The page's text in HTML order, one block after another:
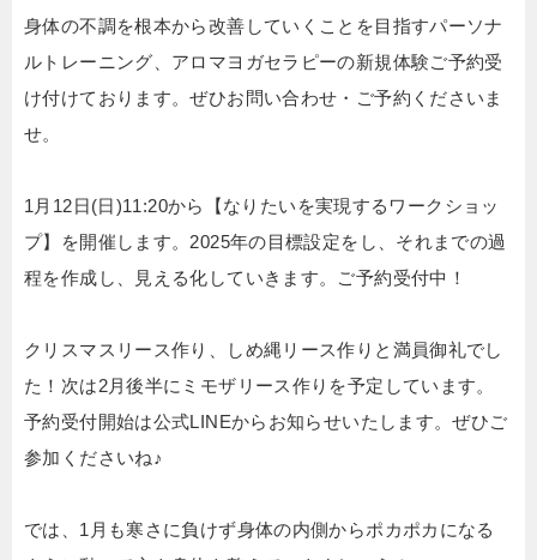
身体の不調を根本から改善していくことを目指すパーソナ
ルトレーニング、アロマヨガセラピーの新規体験ご予約受
け付けております。ぜひお問い合わせ・ご予約くださいま
せ。
1月12日(日)11:20から【なりたいを実現するワークショッ
プ】を開催します。2025年の目標設定をし、それまでの過
程を作成し、見える化していきます。ご予約受付中！
クリスマスリース作り、しめ縄リース作りと満員御礼でし
た！次は2月後半にミモザリース作りを予定しています。
予約受付開始は公式LINEからお知らせいたします。ぜひご
参加くださいね♪
では、1月も寒さに負けず身体の内側からポカポカになる